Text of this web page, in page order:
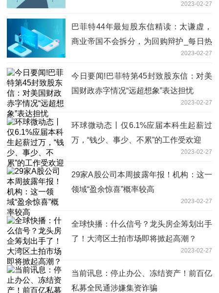
2023-02-27
巴菲特44年最短股东信精读：太谦虚，
商业帝国不会拆分，为回购辩护_每日热
2023-02-27
今日要闻!巴菲特第45封致股东信：对美
国财政赤字情况“远超想象”表达担忧
2023-02-27
环球微动态丨仅6.1%应届本科生起薪过
万，“钱少、事少、不累”的工作受欢迎
2023-02-27
29家A股公司本周披露年报！机构：这一
领域“盈余惊喜”概率较高
2023-02-27
全球快播：什么信号？龙头房企筹划出手
了！大湾区土拍市场即将掀起高潮？
2023-02-27
当前讯息：停止办公、冻结资产！前百亿
私募全民通涉嫌集资诈骗